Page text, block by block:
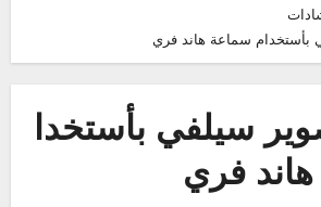
بأستخدام سماعة هاند فري
سيلفي بأستخدا
فري